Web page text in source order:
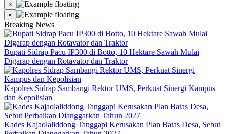
×
×
Breaking News
Bupati Sidrap Pacu IP300 di Botto, 10 Hektare Sawah Mulai
Digarap dengan Rotavator dan Traktor
Kapolres Sidrap Sambangi Rektor UMS, Perkuat Sinergi Kampus
dan Kepolisian
Kades Kajaolaliddong Tanggapi Kerusakan Plan Batas Desa, Sebut